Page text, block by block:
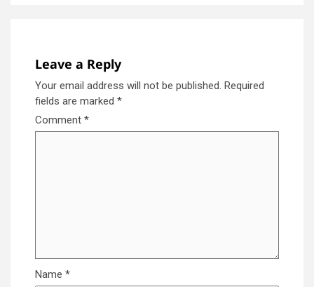
Leave a Reply
Your email address will not be published. Required
fields are marked *
Comment *
Name *